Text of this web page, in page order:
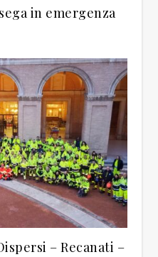
in emergenza
– Recanati –